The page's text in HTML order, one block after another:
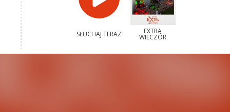
SŁUCHAJ TERAZ EXTRA
WIECZÓR